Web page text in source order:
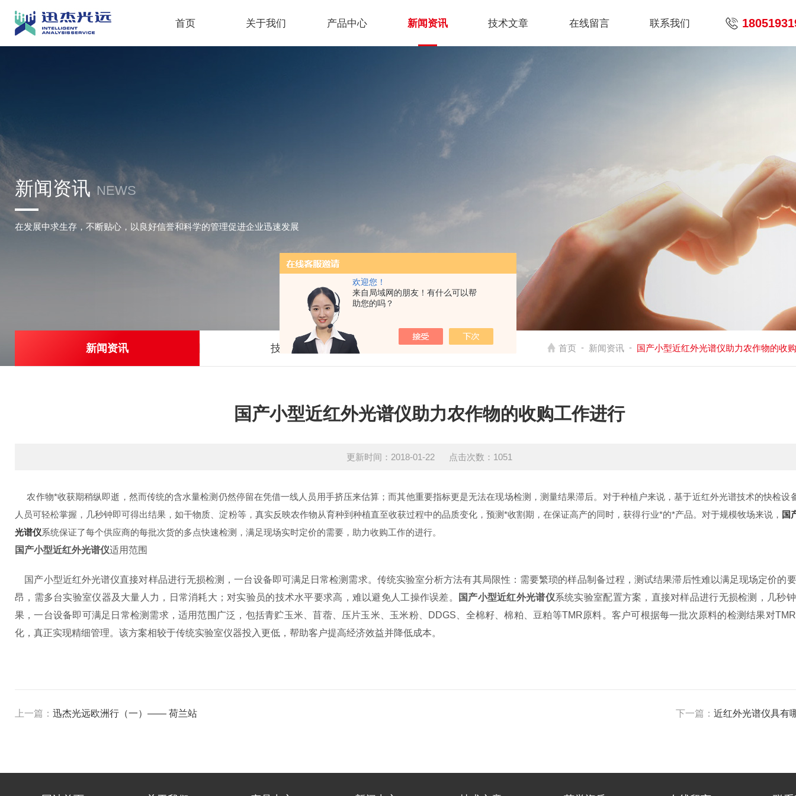
欢迎您！
来自局域网的朋友！有什么可以帮
助您的吗？
首页 关于我们 产品中心 新闻资讯 技术文章 在线留言 联系我们
新闻资讯 NEWS
在发展中求生存，不断贴心，以良好信誉和科学的管理促进企业迅速发展
首页 - 新闻资讯 - 国产小型近红外光谱仪助力农作物的收
新闻资讯 技术文章
国产小型近红外光谱仪助力农作物的收购工作进行
更新时间：2018-01-22 点击次数：1051
农作物*收获期稍纵即逝，然而传统的含水量检测仍然停留在凭借一线人员用手挤压来估算；而其他重要指标更是无法在现场检测，测量结果滞后。对于种植户来说，基于近红外光谱技术的快检设
人员可轻松掌握，几秒钟即可得出结果，如干物质、淀粉等，真实反映农作物从育种到种植直至收获过程中的品质变化，预测*收割期，在保证高产的同时，获得行业*的*产品。对于规模牧场来说， 国
光谱仪系统保证了每个供应商的每批次货的多点快速检测，满足现场实时定价的需要，助力收购工作的进行。
国产小型近红外光谱仪适用范围
国产小型近红外光谱仪直接对样品进行无损检测，一台设备即可满足日常检测需求。传统实验室分析方法有其局限性：需要繁琐的样品制备过程，测试结果滞后性难以满足现场定价的
昂，需多台实验室仪器及大量人力，日常消耗大；对实验员的技术水平要求高，难以避免人工操作误差。
国产小型近红外光谱仪系统实验室配置方案，直接对样品进行无损检测，几秒
果，一台设备即可满足日常检测需求，适用范围广泛，包括青贮玉米、苜蓿、压片玉米、玉米粉、DDGS、全棉籽、棉粕、豆粕等TMR原料。客户可根据每一批次原料的检测结果对
化，真正实现精细管理。该方案相较于传统实验室仪器投入更低，帮助客户提高经济效益并降低成本。
上一篇： 迅杰光远欧洲行（一）—— 荷兰站 下一篇： 近红外光谱仪具有